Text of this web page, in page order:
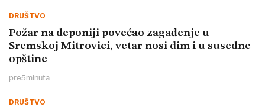
DRUŠTVO
Požar na deponiji povećao zagađenje u
Sremskoj Mitrovici, vetar nosi dim i u susedne
opštine
pre5minuta
DRUŠTVO